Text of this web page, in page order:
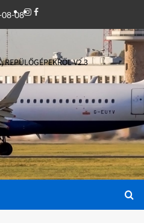
08-08Instagram
Facebook
REPÜLŐGÉPEKRŐL V2.3